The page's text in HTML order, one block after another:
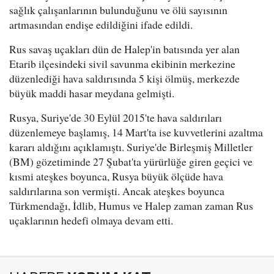
sağlık çalışanlarının bulunduğunu ve ölü sayısının
artmasından endişe edildiğini ifade edildi.
Rus savaş uçakları dün de Halep'in batısında yer alan
Etarib ilçesindeki sivil savunma ekibinin merkezine
düzenlediği hava saldırısında 5 kişi ölmüş, merkezde
büyük maddi hasar meydana gelmişti.
Rusya, Suriye'de 30 Eylül 2015'te hava saldırıları
düzenlemeye başlamış, 14 Mart'ta ise kuvvetlerini azaltma
kararı aldığını açıklamıştı. Suriye'de Birleşmiş Milletler
(BM) gözetiminde 27 Şubat'ta yürürlüğe giren geçici ve
kısmi ateşkes boyunca, Rusya büyük ölçüde hava
saldırılarına son vermişti. Ancak ateşkes boyunca
Türkmendağı, İdlib, Humus ve Halep zaman zaman Rus
uçaklarının hedefi olmaya devam etti.